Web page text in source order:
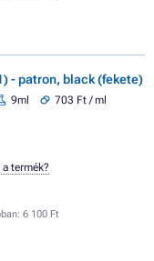
- patron, black (fekete)
9ml
703 Ft / ml
6 100 Ft
termék?